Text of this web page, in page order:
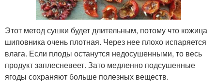
Этот метод сушки будет длительным, потому что кожица
шиповника очень плотная. Через нее плохо испаряется
влага. Если плоды останутся недосушенными, то весь
продукт заплесневеет. Зато медленно подсушенные
ягоды сохраняют больше полезных веществ.